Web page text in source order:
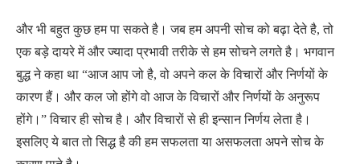
और भी बहुत कुछ हम पा सकते है। जब हम अपनी सोच को बढ़ा देते है, तो
एक बड़े दायरे में और ज्यादा प्रभावी तरीके से हम सोचने लगते है। भगवान
बुद्ध ने कहा था “आज आप जो है, वो अपने कल के विचारों और निर्णयों के
कारण हैं। और कल जो होंगे वो आज के विचारों और निर्णयों के अनुरूप
होंगे।” विचार ही सोच है। और विचारों से ही इन्सान निर्णय लेता है।
इसलिए ये बात तो सिद्ध है की हम सफलता या असफलता अपने सोच के